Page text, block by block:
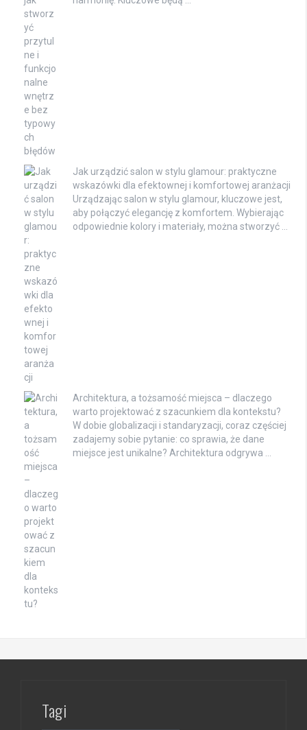
Jak urządzić salon w stylu glamour: praktyczne
wskazówki dla efektownej i komfortowej aranżacji
Urządzając salon w stylu glamour, kluczowe jest,
aby połączyć elegancję z komfortem. Wybierając
odpowiednie kolory i materiały, można stworzyć …
Architektura, a tożsamość miejsca – dlaczego
warto projektować z szacunkiem dla kontekstu?
W dobie globalizacji i standaryzacji, coraz częściej
zadajemy sobie pytanie: co sprawia, że dane
miejsce jest unikalne? Architektura odgrywa …
Tagi